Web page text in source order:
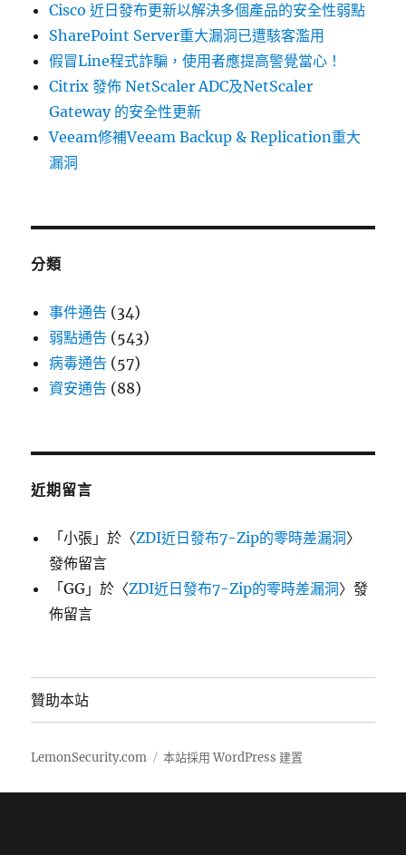
Cisco 近日發布更新以解決多個產品的安全性弱點
SharePoint Server重大漏洞已遭駭客濫用
假冒Line程式詐騙，使用者應提高警覺當心！
Citrix 發佈 NetScaler ADC及NetScaler
Gateway 的安全性更新
Veeam修補Veeam Backup & Replication重大
漏洞
分類
事件通告 (34)
弱點通告 (543)
病毒通告 (57)
資安通告 (88)
近期留言
「小張 」於〈ZDI近日發布7-Zip的零時差漏洞〉
發佈留言
「GG 」於〈ZDI近日發布7-Zip的零時差漏洞〉發
佈留言
贊助本站
LemonSecurity.com 本站採用 WordPress 建置